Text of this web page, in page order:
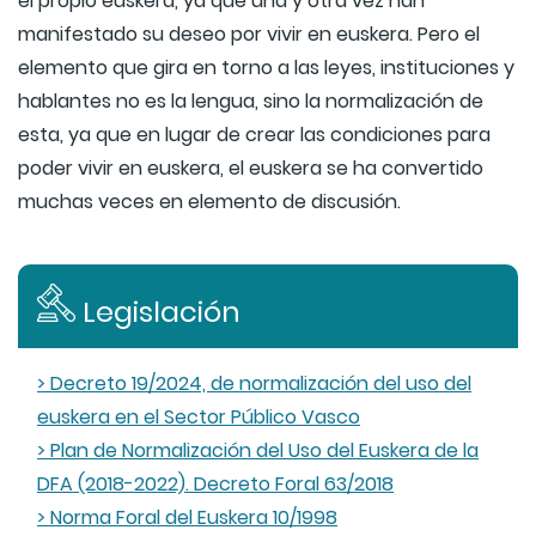
manifestado su deseo por vivir en euskera. Pero el
elemento que gira en torno a las leyes, instituciones y
hablantes no es la lengua, sino la normalización de
esta, ya que en lugar de crear las condiciones para
poder vivir en euskera, el euskera se ha convertido
muchas veces en elemento de discusión.
Legislación
> Decreto 19/2024, de normalización del uso del
euskera en el Sector Público Vasco
> Plan de Normalización del Uso del Euskera de la
DFA (2018-2022). Decreto Foral 63/2018
> Norma Foral del Euskera 10/1998